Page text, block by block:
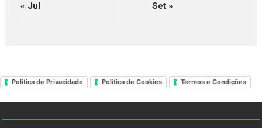
« Jul Set »
Política de Privacidade Política de Cookies Termos e Condições